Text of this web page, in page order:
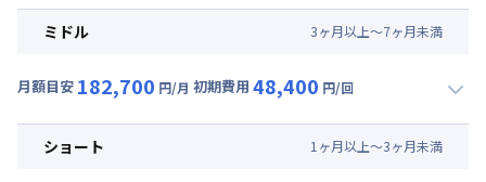
月額賃料目安(30日利用)
光熱費他 : 27,000円/月 (900円/日) (税抜)
その他費用 :
ミドル 3ヶ月以上～7ヶ月未満
月額目安 182,700 円/月 初期費用 48,400 円/回
月額賃料目安(30日利用)
ショート 1 ヶ月以上～3ヶ月未満